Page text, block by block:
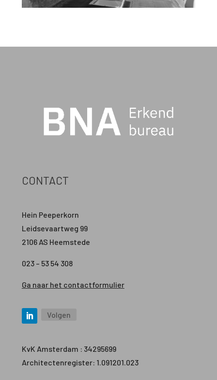
CONTACT
Hein Peeperkorn
Leidsevaartweg 99
2106 AS Heemstede
023 – 53 54 308
Ga naar het contactformulier
Volgen
KvK Amsterdam : 34295699
Architectenregister: 1.091201.023